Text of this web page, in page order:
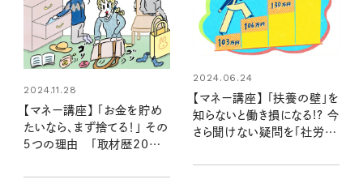
2024.11.28
【マネー講座】 「お金を貯め
たいなら、まず捨てる！」 その
５つの理由 「取材歴20年
⑩」
2024.06.24
【マネー講座】 「扶養の壁」を
知らないと働き損になる!? 今
さら聞けない疑問を「社労士